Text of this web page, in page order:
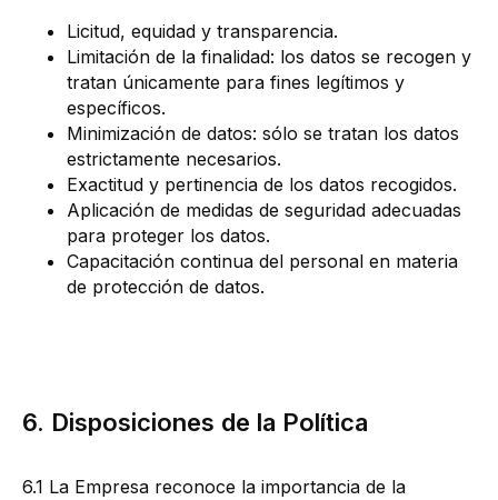
Licitud, equidad y transparencia.
Limitación de la finalidad: los datos se recogen y
tratan únicamente para fines legítimos y
específicos.
Minimización de datos: sólo se tratan los datos
estrictamente necesarios.
Exactitud y pertinencia de los datos recogidos.
Aplicación de medidas de seguridad adecuadas
para proteger los datos.
Capacitación continua del personal en materia
de protección de datos.
6. Disposiciones de la Política
6.1 La Empresa reconoce la importancia de la